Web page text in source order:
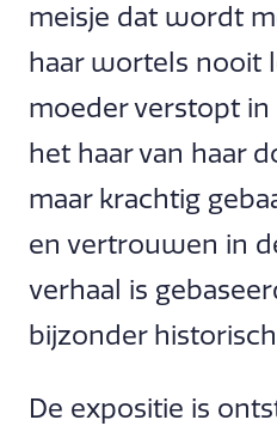
meisje dat wordt
haar wortels nooit
moeder verstopt in
het haar van haar
maar krachtig
en vertrouwen in
verhaal is
bijzonder
De expositie is